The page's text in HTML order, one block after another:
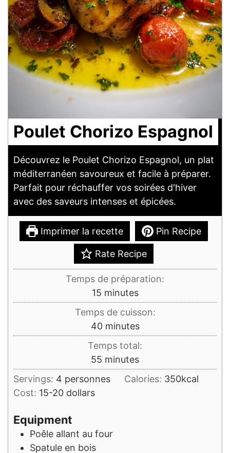
Poulet Chorizo Espagnol
Découvrez le Poulet Chorizo Espagnol, un plat
méditerranéen savoureux et facile à préparer.
Parfait pour réchauffer vos soirées d'hiver
avec des saveurs intenses et épicées.
Imprimer la recette Pin Recipe
Rate Recipe
Temps de préparation:
15minutes
minutes
Temps de cuisson:
40minutes
minutes
Temps total:
55 minutes
minutes
Servings: 4 personnes Calories: 350kcal
Cost: 15-20 dollars
Equipment
Poêle allant au four
Spatule en bois